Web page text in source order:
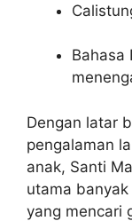
Bahasa
Dengan latar
pengalaman
anak, Santi
utama
yang mencari